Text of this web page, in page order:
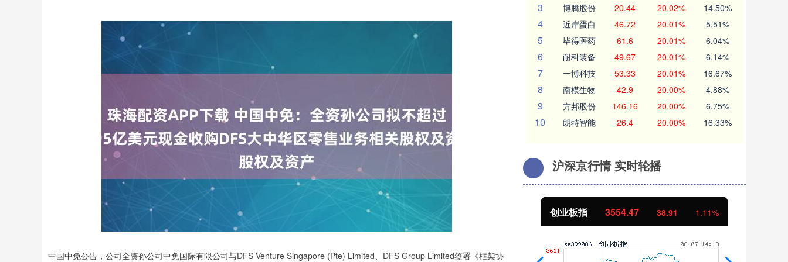
中国中免公告，公司全资孙公司中免国际有限公司与DFS Venture Singapore (Pte) Limited、DFS Group Limited签署《框架协
3 博腾股份 20.44 20.02% 14.50%
4 近岸蛋白 46.72 20.01% 5.51%
5 毕得医药 61.6 20.01% 6.04%
6 耐科装备 49.67 20.01% 6.14%
7 一博科技 53.33 20.01% 16.67%
8 南模生物 42.9 20.00% 4.88%
9 方邦股份 146.16 20.00% 6.75%
10 朗特智能 26.4 20.00% 16.33%
沪深京行情 实时轮播
4685.54 1130.91 8.04 创业板指 3554.47 38.91 1.11%